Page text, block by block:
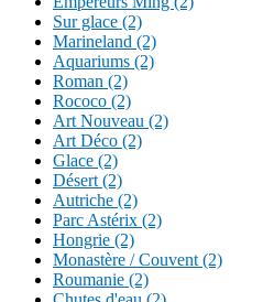
Sur glace (2)
Marineland (2)
Aquariums (2)
Roman (2)
Rococo (2)
Art Nouveau (2)
Art Déco (2)
Glace (2)
Désert (2)
Autriche (2)
Parc Astérix (2)
Hongrie (2)
Monastère / Couvent (2)
Roumanie (2)